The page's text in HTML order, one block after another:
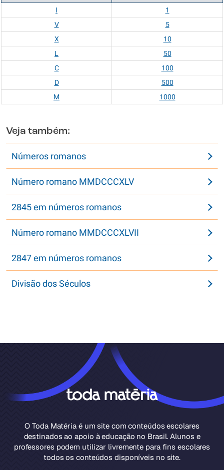
I
1
V
5
X
10
L
50
C
100
D
500
M
1000
Veja também:
Números romanos
Número romano MMDCCCXLV
2845 em números romanos
Número romano MMDCCCXLVII
2847 em números romanos
Divisão dos Séculos
O Toda Matéria é um site com conteúdos escolares
destinados ao apoio à educação no Brasil. Alunos e
professores podem utilizar livremente para fins escolares
todos os conteúdos disponíveis no site.